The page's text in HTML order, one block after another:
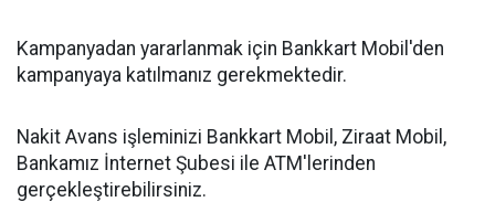
Kampanyadan yararlanmak için Bankkart Mobil'den
kampanyaya katılmanız gerekmektedir.
Nakit Avans işleminizi Bankkart Mobil, Ziraat Mobil,
Bankamız İnternet Şubesi ile ATM'lerinden
gerçekleştirebilirsiniz.